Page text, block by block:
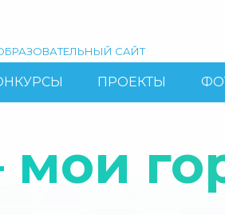
САЙТ
ПРОЕКТЫ
мои